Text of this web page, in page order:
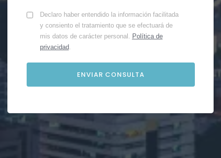
Declaro haber entendido la información facilitada
y consiento el tratamiento que se efectuará de
mis datos de carácter personal. Política de
privacidad.